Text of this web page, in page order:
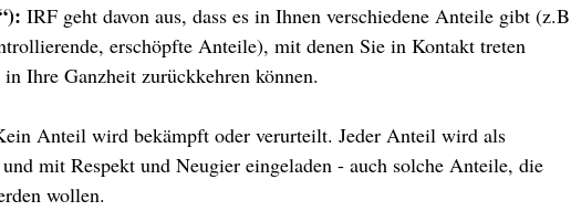
IRF geht davon aus, dass es in Ihnen verschiedene Anteile gibt
erschöpfte Anteile), mit denen Sie in Kontakt treten
Ihre Ganzheit zurückkehren können.
Anteil wird bekämpft oder verurteilt. Jeder Anteil wird als
mit Respekt und Neugier eingeladen - auch solche Anteile, die
wollen.